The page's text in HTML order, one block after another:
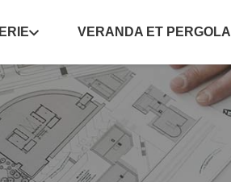
VERANDA ET PERGOLA